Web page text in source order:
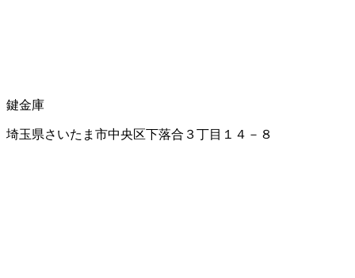
鍵金庫
埼玉県さいたま市中央区下落合３丁目１４－８